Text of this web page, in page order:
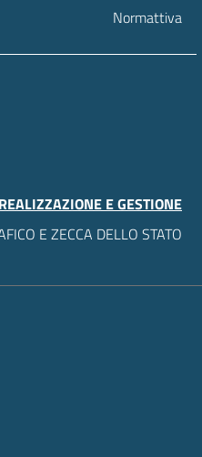
Normattiva
REALIZZAZIONE E GESTIONE
E ZECCA DELLO STATO